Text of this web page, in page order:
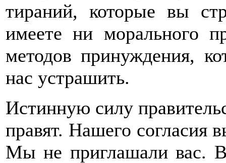
тираний, которые вы
имеете ни морального
методов принуждения,
нас устрашить.
Истинную силу
правят. Нашего согласия
Мы не приглашали вас.